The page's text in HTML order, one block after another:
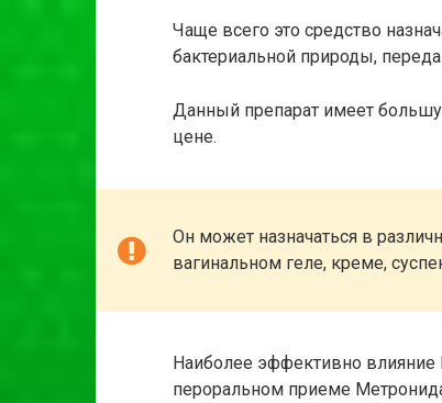
Чаще всего это средство
бактериальной природы,
Данный препарат имеет
цене.
Он может назначаться в
вагинальном геле, креме,
Наиболее эффективно влияние
пероральном приеме